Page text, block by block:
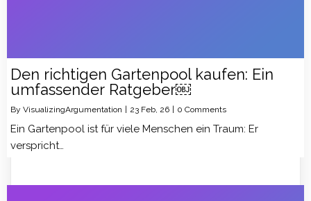
Den richtigen Gartenpool kaufen: Ein
umfassender Ratgeber￼
By VisualizingArgumentation 23 Feb, 26 0 Comments
Ein Gartenpool ist für viele Menschen ein Traum: Er
verspricht…